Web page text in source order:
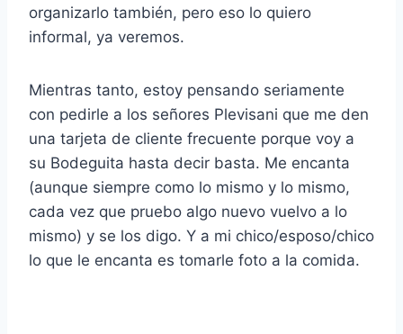
organizarlo también, pero eso lo quiero
informal, ya veremos.
Mientras tanto, estoy pensando seriamente
con pedirle a los señores Plevisani que me den
una tarjeta de cliente frecuente porque voy a
su Bodeguita hasta decir basta. Me encanta
(aunque siempre como lo mismo y lo mismo,
cada vez que pruebo algo nuevo vuelvo a lo
mismo) y se los digo. Y a mi chico/esposo/chico
lo que le encanta es tomarle foto a la comida.